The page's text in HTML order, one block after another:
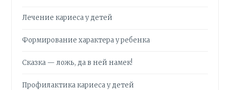
Лечение кариеса у детей
Формирование характера у ребенка
Сказка — ложь, да в ней намек!
Профилактика кариеса у детей